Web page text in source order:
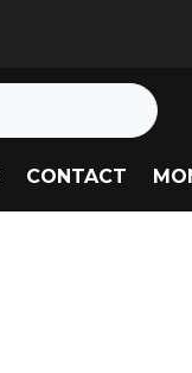
CONTACT